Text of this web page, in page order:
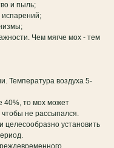
и пыль;
испарений;
Чем мягче мох - тем
Температура воздуха 5-
40%, то мох может
чтобы не рассыпался.
установить